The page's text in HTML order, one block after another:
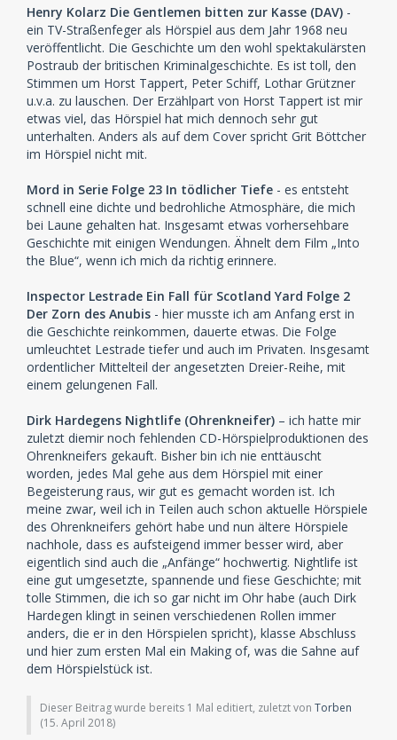
Henry Kolarz Die Gentlemen bitten zur Kasse (DAV) -
ein TV-Straßenfeger als Hörspiel aus dem Jahr 1968 neu
veröffentlicht. Die Geschichte um den wohl spektakulärsten
Postraub der britischen Kriminalgeschichte. Es ist toll, den
Stimmen um Horst Tappert, Peter Schiff, Lothar Grützner
u.v.a. zu lauschen. Der Erzählpart von Horst Tappert ist mir
etwas viel, das Hörspiel hat mich dennoch sehr gut
unterhalten. Anders als auf dem Cover spricht Grit Böttcher
im Hörspiel nicht mit.
Mord in Serie Folge 23 In tödlicher Tiefe - es entsteht
schnell eine dichte und bedrohliche Atmosphäre, die mich
bei Laune gehalten hat. Insgesamt etwas vorhersehbare
Geschichte mit einigen Wendungen. Ähnelt dem Film „Into
the Blue“, wenn ich mich da richtig erinnere.
Inspector Lestrade Ein Fall für Scotland Yard Folge 2
Der Zorn des Anubis - hier musste ich am Anfang erst in
die Geschichte reinkommen, dauerte etwas. Die Folge
umleuchtet Lestrade tiefer und auch im Privaten. Insgesamt
ordentlicher Mittelteil der angesetzten Dreier-Reihe, mit
einem gelungenen Fall.
Dirk Hardegens Nightlife (Ohrenkneifer) – ich hatte mir
zuletzt diemir noch fehlenden CD-Hörspielproduktionen des
Ohrenkneifers gekauft. Bisher bin ich nie enttäuscht
worden, jedes Mal gehe aus dem Hörspiel mit einer
Begeisterung raus, wir gut es gemacht worden ist. Ich
meine zwar, weil ich in Teilen auch schon aktuelle Hörspiele
des Ohrenkneifers gehört habe und nun ältere Hörspiele
nachhole, dass es aufsteigend immer besser wird, aber
eigentlich sind auch die „Anfänge“ hochwertig. Nightlife ist
eine gut umgesetzte, spannende und fiese Geschichte; mit
tolle Stimmen, die ich so gar nicht im Ohr habe (auch Dirk
Hardegen klingt in seinen verschiedenen Rollen immer
anders, die er in den Hörspielen spricht), klasse Abschluss
und hier zum ersten Mal ein Making of, was die Sahne auf
dem Hörspielstück ist.
Dieser Beitrag wurde bereits 1 Mal editiert, zuletzt von Torben
(15. April 2018)